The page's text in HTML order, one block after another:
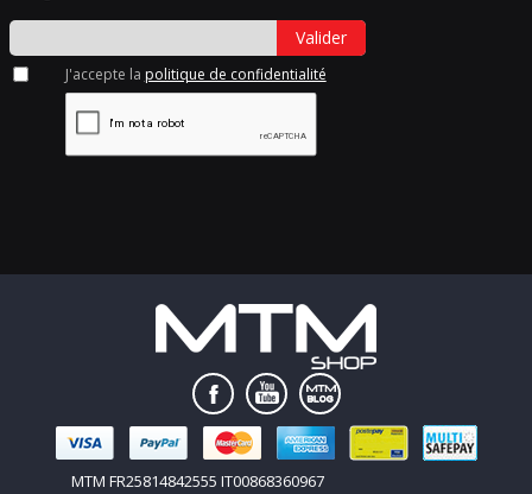
Valider
J'accepte la politique de confidentialité
MTM FR25814842555 IT00868360967